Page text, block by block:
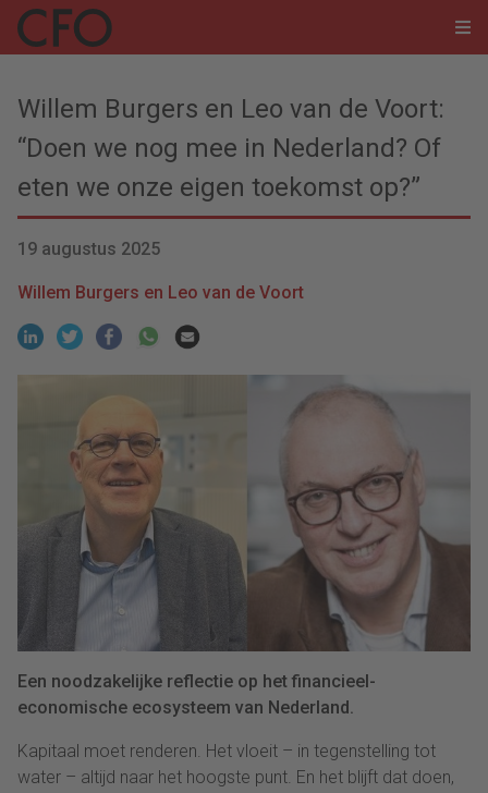
Willem Burgers en Leo van de Voort:
“Doen we nog mee in Nederland? Of
eten we onze eigen toekomst op?”
19 augustus 2025
Willem Burgers en Leo van de Voort
Een noodzakelijke reflectie op het financieel-
economische ecosysteem van Nederland.
Kapitaal moet renderen. Het vloeit – in tegenstelling tot
water – altijd naar het hoogste punt. En het blijft dat doen,